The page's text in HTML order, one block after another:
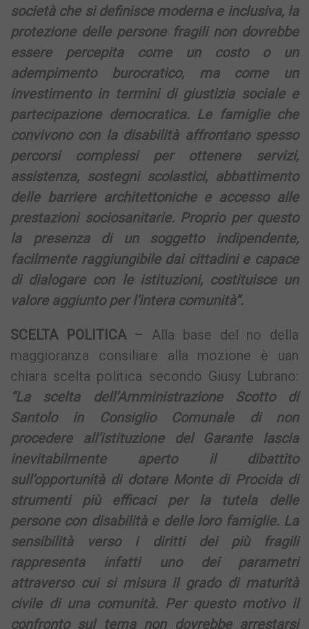
società che si definisce moderna e inclusiva, la
protezione delle persone fragili non dovrebbe
essere percepita come un costo o un
adempimento burocratico, ma come un
investimento in termini di giustizia sociale e
partecipazione democratica. Le famiglie che
convivono con la disabilità affrontano spesso
percorsi complessi per ottenere servizi,
assistenza, sostegni scolastici, abbattimento
delle barriere architettoniche e accesso alle
prestazioni sociosanitarie. Proprio per questo
la presenza di un soggetto indipendente,
facilmente raggiungibile dai cittadini e capace
di dialogare con le istituzioni, costituisce un
valore aggiunto per l’intera comunità”.
SCELTA POLITICA– Alla base del no della
maggioranza consiliare alla mozione è uan
chiara scelta politica secondo Giusy Lubrano:
“La scelta dell’Amministrazione Scotto di
Santolo in Consiglio Comunale di non
procedere all’istituzione del Garante lascia
inevitabilmente aperto il dibattito
sull’opportunità di dotare Monte di Procida di
strumenti più efficaci per la tutela delle
persone con disabilità e delle loro famiglie. La
sensibilità verso i diritti dei più fragili
rappresenta infatti uno dei parametri
attraverso cui si misura il grado di maturità
civile di una comunità. Per questo motivo il
confronto sul tema non dovrebbe arrestarsi